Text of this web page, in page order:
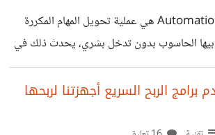
الأتمتة أو ال Automation هي عملية تحويل المهام المكررة
بيها الحاسوب بدون تدخل بشري، يحدث ذلك في
العادة عن طريق كود بسيط أو ما يسمى سكريبت script لكنه قد
خاصية في برنامج أو حتى أداة
أنها مهارة ممتازة لأي شخص في أي مجال
الربح السريع أجهزتنا لربحها